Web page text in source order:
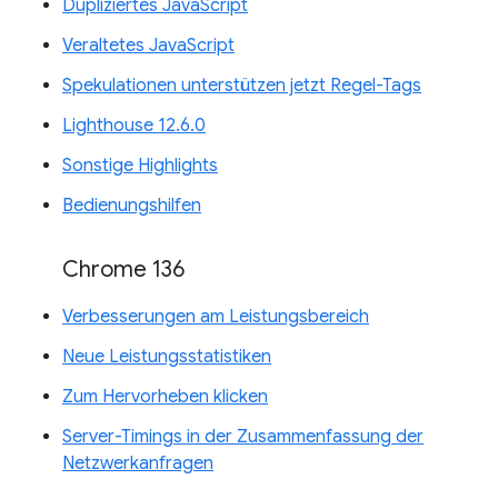
Dupliziertes JavaScript
Veraltetes JavaScript
Spekulationen unterstützen jetzt Regel-Tags
Lighthouse 12.6.0
Sonstige Highlights
Bedienungshilfen
Chrome 136
Verbesserungen am Leistungsbereich
Neue Leistungsstatistiken
Zum Hervorheben klicken
Server-Timings in der Zusammenfassung der
Netzwerkanfragen